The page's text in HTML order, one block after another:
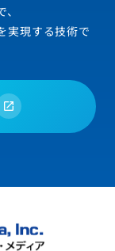
実現する技術で